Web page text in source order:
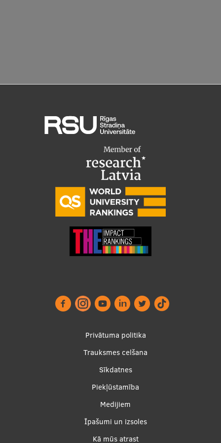
Privātuma politika
Trauksmes celšana
Sīkdatnes
Piekļūstamība
Medijiem
Īpašumi un izsoles
Kā mūs atrast